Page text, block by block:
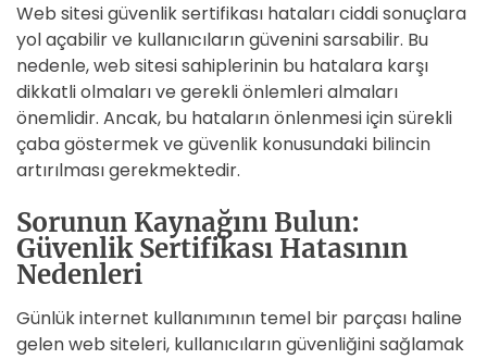
Web sitesi güvenlik sertifikası hataları ciddi sonuçlara
yol açabilir ve kullanıcıların güvenini sarsabilir. Bu
nedenle, web sitesi sahiplerinin bu hatalara karşı
dikkatli olmaları ve gerekli önlemleri almaları
önemlidir. Ancak, bu hataların önlenmesi için sürekli
çaba göstermek ve güvenlik konusundaki bilincin
artırılması gerekmektedir.
Sorunun Kaynağını Bulun:
Güvenlik Sertifikası Hatasının
Nedenleri
Günlük internet kullanımının temel bir parçası haline
gelen web siteleri, kullanıcıların güvenliğini sağlamak